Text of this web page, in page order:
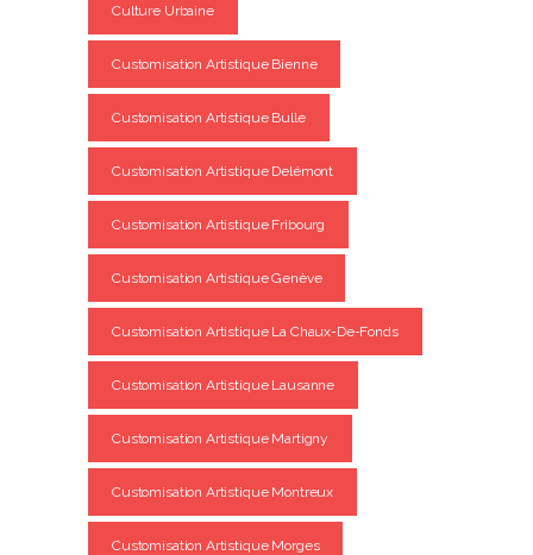
Culture Urbaine
Customisation Artistique Bienne
Customisation Artistique Bulle
Customisation Artistique Delémont
Customisation Artistique Fribourg
Customisation Artistique Genève
Customisation Artistique La Chaux-De-Fonds
Customisation Artistique Lausanne
Customisation Artistique Martigny
Customisation Artistique Montreux
Customisation Artistique Morges